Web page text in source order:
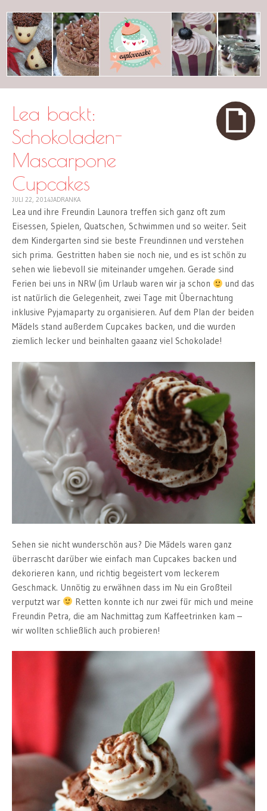
cuplovecake
Lea backt:
Schokoladen-
Mascarpone
Cupcakes
JULI 22, 2014JADRANKA
Lea und ihre Freundin Launora treffen sich ganz oft zum
Eisessen, Spielen, Quatschen, Schwimmen und so weiter. Seit
dem Kindergarten sind sie beste Freundinnen und verstehen
sich prima. Gestritten haben sie noch nie, und es ist schön zu
sehen wie liebevoll sie miteinander umgehen. Gerade sind
Ferien bei uns in NRW (im Urlaub waren wir ja schon
und das
ist natürlich die Gelegenheit, zwei Tage mit Übernachtung
inklusive Pyjamaparty zu organisieren. Auf dem Plan der beiden
Mädels stand außerdem Cupcakes backen, und die wurden
ziemlich lecker und beinhalten gaaanz viel Schokolade!
Sehen sie nicht wunderschön aus? Die Mädels waren ganz
überrascht darüber wie einfach man Cupcakes backen und
dekorieren kann, und richtig begeistert vom leckerem
Geschmack. Unnötig zu erwähnen dass im Nu ein Großteil
verputzt war
Retten konnte ich nur zwei für mich und meine
Freundin Petra, die am Nachmittag zum Kaffeetrinken kam –
wir wollten schließlich auch probieren!